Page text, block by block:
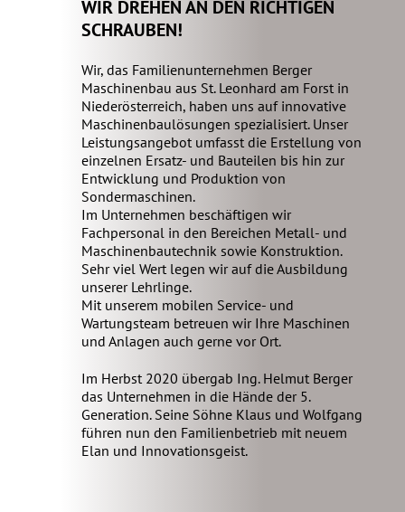
WIR DREHEN AN DEN RICHTIGEN
SCHRAUBEN!
Wir, das Familienunternehmen Berger
Maschinenbau aus St. Leonhard am Forst in
Niederösterreich, haben uns auf innovative
Maschinenbaulösungen spezialisiert. Unser
Leistungsangebot umfasst die Erstellung von
einzelnen Ersatz- und Bauteilen bis hin zur
Entwicklung und Produktion von
Sondermaschinen.
Im Unternehmen beschäftigen wir
Fachpersonal in den Bereichen Metall- und
Maschinenbautechnik sowie Konstruktion.
Sehr viel Wert legen wir auf die Ausbildung
unserer Lehrlinge.
Mit unserem mobilen Service- und
Wartungsteam betreuen wir Ihre Maschinen
und Anlagen auch gerne vor Ort.
Im Herbst 2020 übergab Ing. Helmut Berger
das Unternehmen in die Hände der 5.
Generation. Seine Söhne Klaus und Wolfgang
führen nun den Familienbetrieb mit neuem
Elan und Innovationsgeist.